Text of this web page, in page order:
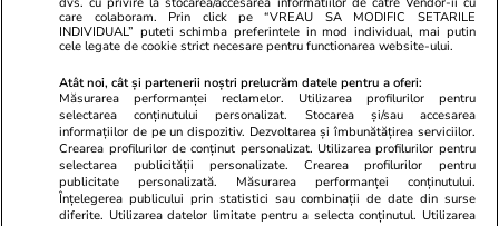
A tăcut luni întregi, dar acum Gina Matache a
spus adevărul despre relația cu ginerele ei,
Radu Siffr...
căsnicie! Cei doi
secret. Nimeni
motiv al
© 2026 Ringier Romania. Toate drepturile rezervate
care colaboram. Prin click pe “VREAU SA MODIFIC SETARILE
INDIVIDUAL” puteti schimba preferintele in mod individual, mai putin
cele legate de cookie strict necesare pentru functionarea website-ului.
Atât noi, cât și partenerii noștri prelucrăm datele pentru a oferi:
Măsurarea performanței reclamelor. Utilizarea profilurilor pentru
selectarea conținutului personalizat. Stocarea și/sau accesarea
informațiilor de pe un dispozitiv. Dezvoltarea și îmbunătățirea serviciilor.
Crearea profilurilor de conținut personalizat. Utilizarea profilurilor pentru
selectarea publicității personalizate. Crearea profilurilor pentru
publicitate personalizată. Măsurarea performanței conținutului.
Înțelegerea publicului prin statistici sau combinații de date din surse
diferite. Utilizarea datelor limitate pentru a selecta conținutul. Utilizarea